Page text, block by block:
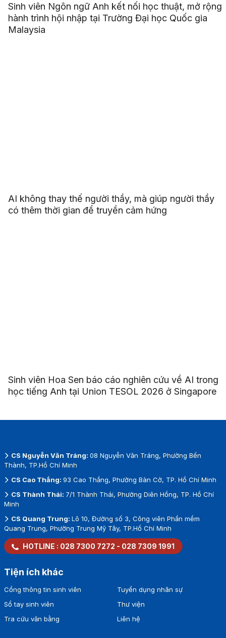
Sinh viên Ngôn ngữ Anh kết nối học thuật, mở rộng
hành trình hội nhập tại Trường Đại học Quốc gia
Malaysia
AI không thay thế người thầy, mà giúp người thầy
có thêm thời gian để truyền cảm hứng
Sinh viên Hoa Sen báo cáo nghiên cứu về AI trong
học tiếng Anh tại Union TESOL 2026 ở Singapore
CS Nguyễn Văn Tráng: 08 Nguyễn Văn Tráng, Phường Bến
Thành, TP.Hồ Chí Minh
CS Cao Thắng: 93 Cao Thắng, Phường Bàn Cờ, TP. Hồ Chí Minh
CS Thành Thái: 7/1 Thành Thái, Phường Diên Hồng, TP. Hồ Chí
Minh
CS Quang Trung: Lô 10, Đường số 3, Công viên Phần mềm
Quang Trung, Phường Trung Mỹ Tây, TP.Hồ Chí Minh
HOTLINE : 028 7300 7272 - 028 7309 1991
Tiện ích khác
Cổng thông tin sinh viên
Sổ tay sinh viên
Tra cứu văn bằng
Tuyển dụng nhân sự
Thư viện
Liên hệ